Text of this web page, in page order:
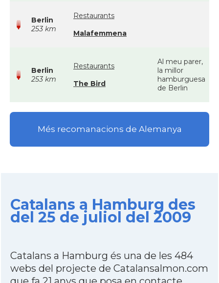
Berlin
253 km
Restaurants
Malafemmena
Berlin
253 km
Restaurants
The Bird
Al meu parer,
la millor
hamburguesa
de Berlin
Més recomanacions de Alemanya
Catalans a Hamburg des
del 25 de juliol del 2009
Catalans a Hamburg és una de les 484
webs del projecte de Catalansalmon.com